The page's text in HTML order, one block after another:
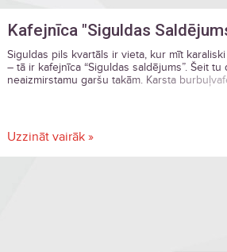
Kafejnīca "Siguldas
Siguldas pils kvartāls ir vieta, kur mīt
– tā ir kafejnīca “Siguldas saldējums”. Šeit
neaizmirstamu garšu takām. Karsta
Uzzināt vairāk »